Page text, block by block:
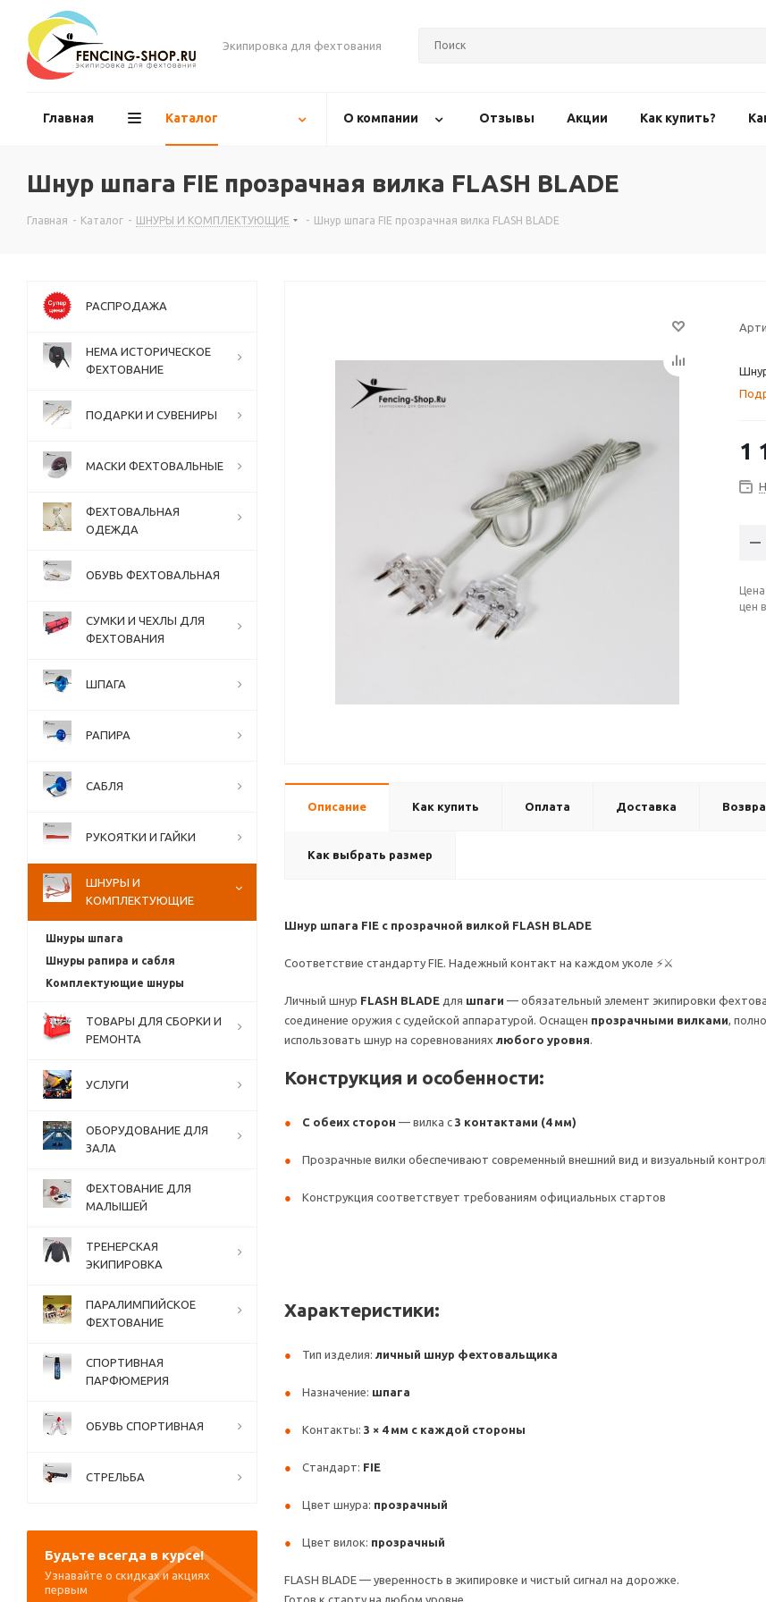
Экипировка для фехтования
Главная Каталог О компании Отзывы Акции Как купить?
Шнур шпага FIE прозрачная вилка FLASH BLADE
Главная - Каталог - ШНУРЫ И КОМПЛЕКТУЮЩИЕ - Шнур шпага FIE прозрачная вилка FLASH BLADE
1
цен
Описание Как купить Оплата Доставка
Как выбрать размер
Шнур шпага FIE с прозрачной вилкой FLASH BLADE
Соответствие стандарту FIE. Надежный контакт на каждом уколе ⚡⚔️
Личный шнур FLASH BLADE для шпаги — обязательный элемент экипировки
соединение оружия с судейской аппаратурой. Оснащен прозрачными вилками,
использовать шнур на соревнованиях любого уровня.
Конструкция и особенности:
С обеих сторон — вилка с 3 контактами (4 мм)
Прозрачные вилки обеспечивают современный внешний вид и визуальный
Конструкция соответствует требованиям официальных стартов
Характеристики:
Тип изделия: личный шнур фехтовальщика
Назначение: шпага
Контакты: 3 × 4 мм с каждой стороны
Стандарт: FIE
Цвет шнура: прозрачный
Цвет вилок: прозрачный
FLASH BLADE — уверенность в экипировке и чистый сигнал на дорожке.
Готов к старту на любом уровне
РАСПРОДАЖА
НЕМА ИСТОРИЧЕСКОЕ
ФЕХТОВАНИЕ
ПОДАРКИ И СУВЕНИРЫ
МАСКИ ФЕХТОВАЛЬНЫЕ
ФЕХТОВАЛЬНАЯ
ОДЕЖДА
ОБУВЬ ФЕХТОВАЛЬНАЯ
СУМКИ И ЧЕХЛЫ ДЛЯ
ФЕХТОВАНИЯ
ШПАГА
РАПИРА
САБЛЯ
РУКОЯТКИ И ГАЙКИ
ШНУРЫ И
КОМПЛЕКТУЮЩИЕ
Шнуры шпага
Шнуры рапира и сабля
Комплектующие шнуры
ТОВАРЫ ДЛЯ СБОРКИ И
РЕМОНТА
УСЛУГИ
ОБОРУДОВАНИЕ ДЛЯ
ЗАЛА
ФЕХТОВАНИЕ ДЛЯ
МАЛЫШЕЙ
ТРЕНЕРСКАЯ
ЭКИПИРОВКА
ПАРАЛИМПИЙСКОЕ
ФЕХТОВАНИЕ
СПОРТИВНАЯ
ПАРФЮМЕРИЯ
ОБУВЬ СПОРТИВНАЯ
СТРЕЛЬБА
Будьте всегда в курсе!
Узнавайте о скидках и акциях
первым